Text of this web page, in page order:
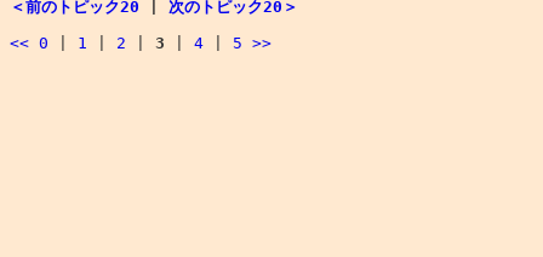
＜前のトピック20
次のトピック20＞
<< 0 1 2 3 4 5 >>